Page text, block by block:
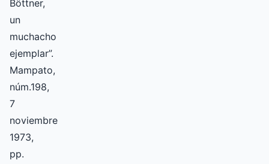
Böttner,
un
muchacho
ejemplar”.
Mampato,
núm.198,
7
noviembre
1973,
pp.